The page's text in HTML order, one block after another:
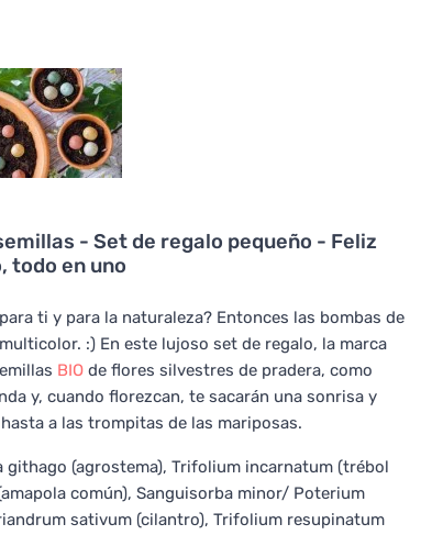
- Set de regalo pequeño - Feliz
todo en uno
ti y para la naturaleza? Entonces las bombas de
:) En este lujoso set de regalo, la marca
BIO de flores silvestres de pradera, como
y, cuando florezcan, te sacarán una sonrisa y
a las trompitas de las mariposas.
(agrostema), Trifolium incarnatum (trébol
común), Sanguisorba minor/ Poterium
sativum (cilantro), Trifolium resupinatum